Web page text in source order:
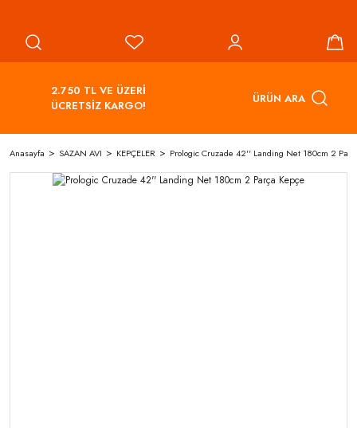
2.750 TL VE ÜZERİ
ÜCRETSİZ KARGO!
ÜRÜN ARA
Anasayfa SAZAN AVI KEPÇELER Prologic Cruzade 42'' Landing Net 180cm 2